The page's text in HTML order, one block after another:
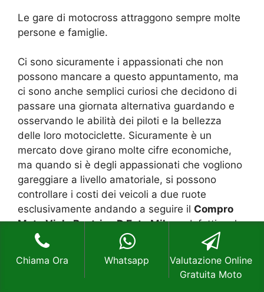
Le gare di motocross attraggono sempre molte
persone e famiglie.
Ci sono sicuramente i appassionati che non
possono mancare a questo appuntamento, ma
ci sono anche semplici curiosi che decidono di
passare una giornata alternativa guardando e
osservando le abilità dei piloti e la bellezza
delle loro motociclette. Sicuramente è un
mercato dove girano molte cifre economiche,
ma quando si è degli appassionati che vogliono
gareggiare a livello amatoriale, si possono
controllare i costi dei veicoli a due ruote
esclusivamente andando a seguire il Compro
Moto Viale Beatrice D Este Milano. Infatti, nel
Compro Moto Viale Beatrice D Este Milano
riescono a reperire realmente tanti veicoli che
possono essere utili a gareggiare oppure
Chiama Ora Whatsapp
Valutazione Online
Gratuita Moto